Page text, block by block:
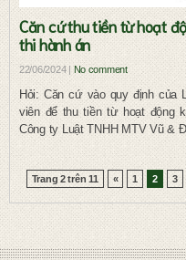
Căn cứ thu tiền từ hoạt
thi hành án
22/06/2024 |No comment
Hỏi: Căn cứ vào quy định của
viên để thu tiền từ hoạt động
Công ty Luật TNHH MTV Vũ &
Trang 2 trên 11
« 1 2 3